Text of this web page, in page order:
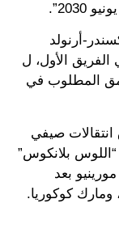
أرنولد
الفريق الأول، ل
المطلوب في
صيفي
بلانكوس”
بعد
ومارك كوكوريا.